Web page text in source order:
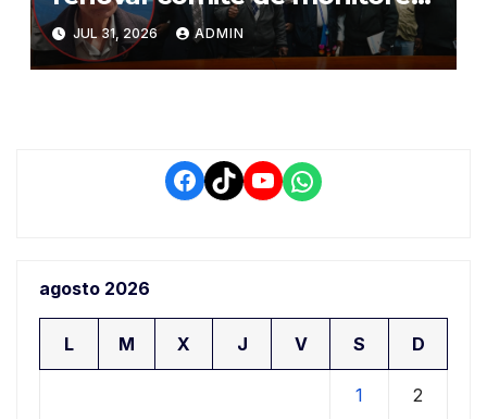
del PIAA por presuntos
conflictos de interés y
retrasos
JUL 31, 2026 ADMIN
Facebook
TikTokYouTube
WhatsApp
agosto 2026
L M X J V S D
1 2